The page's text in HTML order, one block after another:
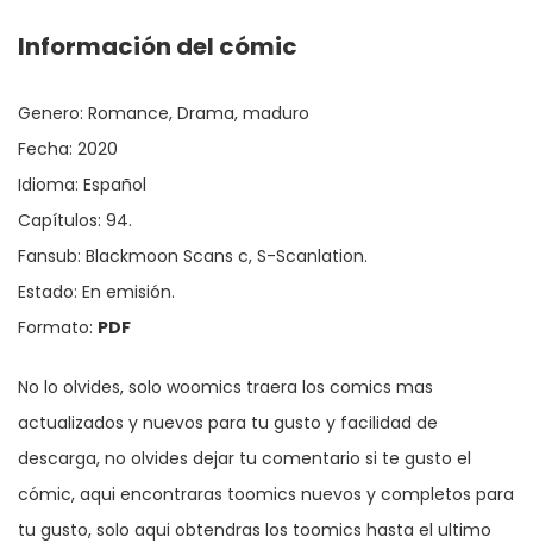
Información del cómic
Genero: Romance, Drama, maduro
Fecha: 2020
Idioma: Español
Capítulos: 94.
Fansub: Blackmoon Scans c, S-Scanlation.
Estado: En emisión.
Formato: PDF
No lo olvides, solo woomics traera los comics mas
actualizados y nuevos para tu gusto y facilidad de
descarga, no olvides dejar tu comentario si te gusto el
cómic, aqui encontraras toomics nuevos y completos para
tu gusto, solo aqui obtendras los toomics hasta el ultimo